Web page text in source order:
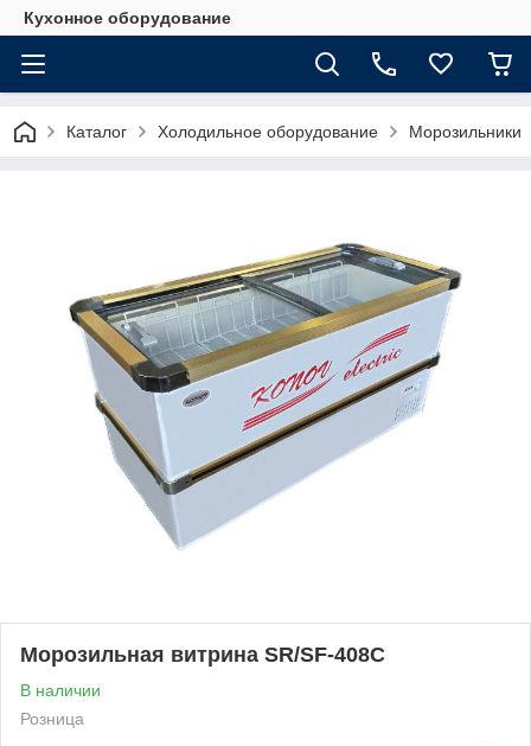
Кухонное оборудование
Каталог Холодильное оборудование Морозильники
Морозильная витрина SR/SF-408C
В наличии
Розница